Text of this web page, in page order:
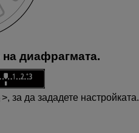
диафрагмата.
, за да зададете настройката.